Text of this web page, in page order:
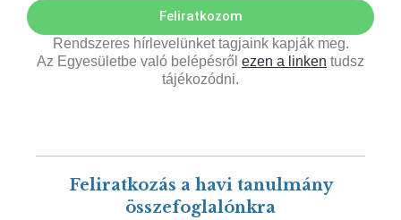
Feliratkozom
Rendszeres hírlevelünket tagjaink kapják meg.
Az Egyesületbe való belépésről ezen a linken tudsz
tájékozódni.
Feliratkozás a havi tanulmány
összefoglalónkra